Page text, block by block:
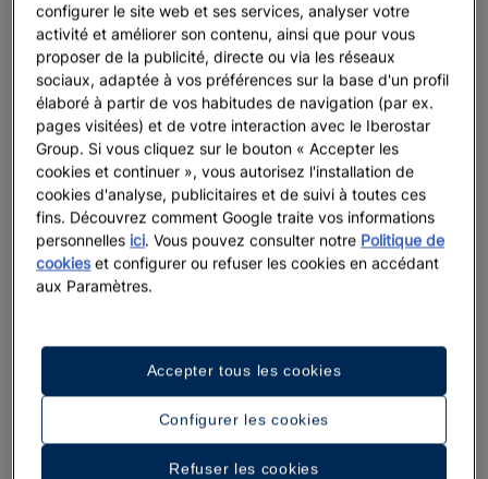
JUSQU'À 35 %
TUNISIE
Iberostar Selection Kuriat Palace
JUSQU'À 30%
CODE PROMOTIONNEL : LASTMINUTE
Iberostar Waves Playa Gaviotas |
Fuerteventura
JUSQU'À 20%
Iberostar Selection Kantaoui Bay |
Sousse
JUSQU'À 0 €
CODE PROMOTIONNEL : LASTMINUTE
configurer le site web et ses services, analyser votre
activité et améliorer son contenu, ainsi que pour vous
proposer de la publicité, directe ou via les réseaux
sociaux, adaptée à vos préférences sur la base d'un profil
élaboré à partir de vos habitudes de navigation (par ex.
pages visitées) et de votre interaction avec le Iberostar
Group. Si vous cliquez sur le bouton « Accepter les
cookies et continuer », vous autorisez l'installation de
cookies d'analyse, publicitaires et de suivi à toutes ces
fins. Découvrez comment Google traite vos informations
personnelles ici. Vous pouvez consulter notre Politique de
cookies et configurer ou refuser les cookies en accédant
aux Paramètres.
Configurer les cookies
Refuser les cookies
Accepter tous les cookies